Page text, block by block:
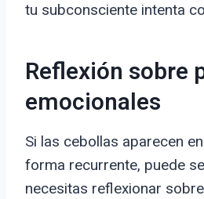
tu subconsciente intenta
Reflexión sobre
emocionales
Si las cebollas aparecen
forma recurrente, puede
necesitas reflexionar